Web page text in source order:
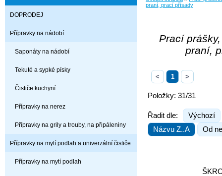
DOPRODEJ
Přípravky na nádobí
Saponáty na nádobí
Tekuté a sypké písky
Čističe kuchyní
Přípravky na nerez
Přípravky na grily a trouby, na připáleniny
Přípravky na mytí podlah a univerzální čističe
Přípravky na mytí podlah
praní, prací přísady
Prací
praní,
< 1 >
Položky: 31/31
Řadit dle:
Výchozí
Názvu Z..A
Od